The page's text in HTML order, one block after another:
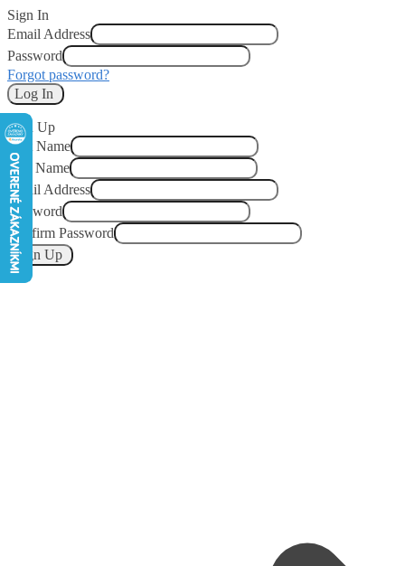
Sign In
Email Address
Password
Forgot password?
Log In
Sign Up
First Name
Last Name
Email Address
Password
Confirm Password
Sign Up